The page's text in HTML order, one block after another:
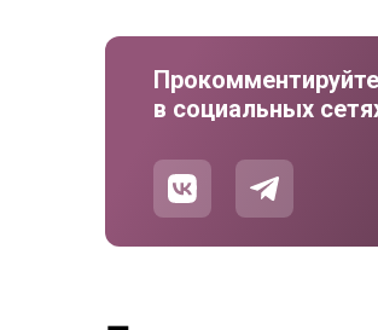
Прокомментируйте
в социальных